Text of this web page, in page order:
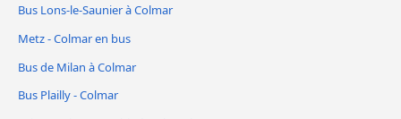
Bus Lons-le-Saunier à Colmar
Metz - Colmar en bus
Bus de Milan à Colmar
Bus Plailly - Colmar